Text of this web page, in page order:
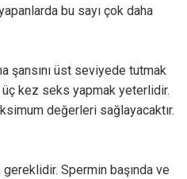
bu sayı çok daha
şansını üst seviyede tutmak
kez seks yapmak yeterlidir.
değerleri sağlayacaktır.
Spermin başında ve